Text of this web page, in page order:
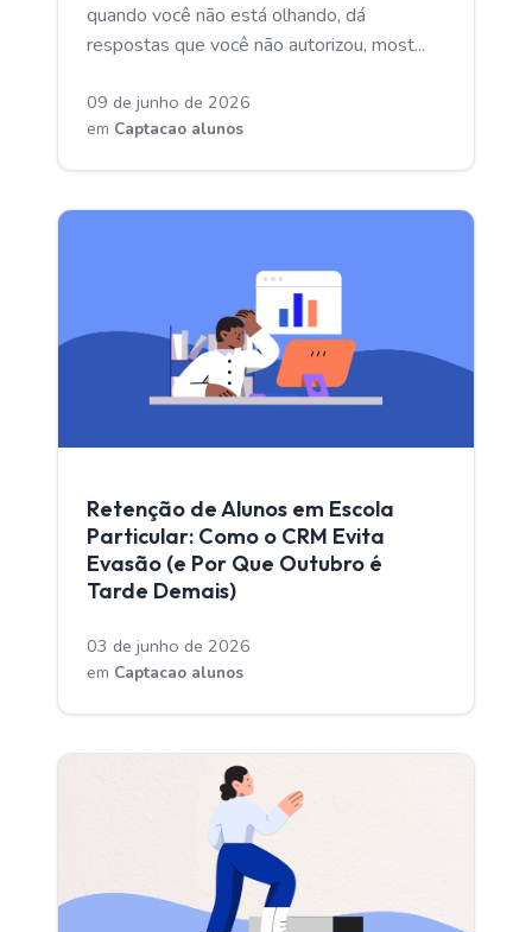
quando você não está olhando, dá
respostas que você não autorizou, most...
09 de junho de 2026
em Captacao alunos
Retenção de Alunos em Escola
Particular: Como o CRM Evita
Evasão (e Por Que Outubro é
Tarde Demais)
03 de junho de 2026
em Captacao alunos